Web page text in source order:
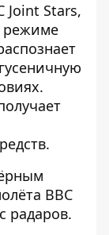
Joint Stars,
режиме
ВВС
радаров.